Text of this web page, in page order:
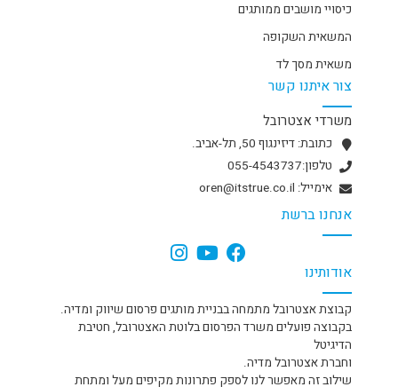
אודותינו
קבוצת אצטרובל מתמחה בבניית מותגים פרסום שיווק ומדיה.
בקבוצה פועלים משרד הפרסום בלוטת האצטרובל, חטיבת
הדיגיטל
וחברת אצטרובל מדיה.
שילוב זה מאפשר לנו לספק פתרונות מקיפים מעל ומתחת
צור איתנו קשר
משרדי אצטרובל
כתובת: דיזינגוף 50, תל-אביב.
טלפון:055-4543737
אימייל: oren@itstrue.co.il
אנחנו ברשת
כיסויי מושבים ממותגים
המשאית השקופה
משאית מסך לד